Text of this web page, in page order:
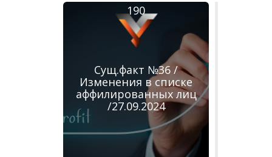
Сущ.факт №36 /
Изменения в списке
аффилированных лиц
/27.09.2024
190